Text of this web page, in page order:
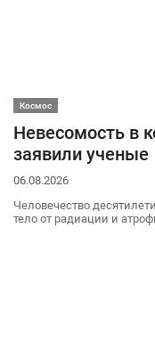
Космос
Невесомость в
заявили ученые
06.08.2026
Человечество
тело от радиации и